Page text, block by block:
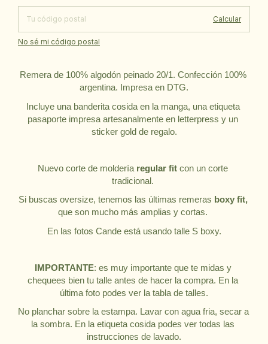
Calcular
No sé mi código postal
Remera de 100% algodón peinado 20/1. Confección 100%
argentina. Impresa en DTG.
Incluye una banderita cosida en la manga, una etiqueta
pasaporte impresa artesanalmente en letterpress y un
sticker gold de regalo.
Nuevo corte de moldería regular fit con un corte
tradicional.
Si buscas oversize, tenemos las últimas remeras boxy fit,
que son mucho más amplias y cortas.
En las fotos Cande está usando talle S boxy.
IMPORTANTE: es muy importante que te midas y
chequees bien tu talle antes de hacer la compra. En la
última foto podes ver la tabla de talles.
No planchar sobre la estampa. Lavar con agua fria, secar a
la sombra. En la etiqueta cosida podes ver todas las
instrucciones de lavado.